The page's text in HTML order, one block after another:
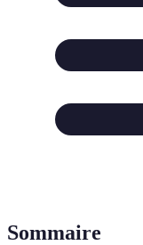
Sommaire